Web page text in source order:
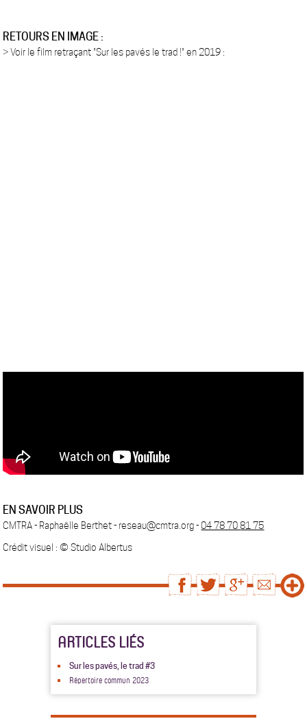
RETOURS EN IMAGE :
> Voir le film retraçant "Sur les pavés le trad !" en 2019 :
EN SAVOIR PLUS
CMTRA - Raphaëlle Berthet - reseau@cmtra.org - 04 78 7081 75
Crédit visuel :© Studio Albertus
ARTICLES LIÉS
Sur les pavés, le trad #3
Répertoire commun 2023